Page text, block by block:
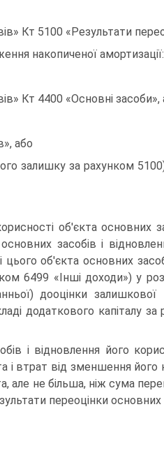
Кт 5100 «Результати
накопиченої амортизації:
Кт 4400 «Основні засоби»,
або
залишку за рахунком
об'єкта основних
засобів і
цього об'єкта основних
6499 «Інші доходи») у
дооцінки залишкової
додаткового капіталу
і відновлення його
і втрат від зменшення його
але не більша, ніж сума
переоцінки основних